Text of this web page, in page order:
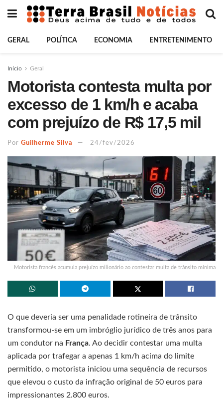
GERAL POLÍTICA ECONOMIA ENTRETENIMENTO
Início Geral
Motorista contesta multa por
excesso de 1 km/h e acaba
com prejuízo de R$ 17,5 mil
Por Guilherme Silva 24/fev/2026
Motorista francês acumula prejuízo milionário ao contestar multa de trânsito mínima
O que deveria ser uma penalidade rotineira de trânsito
transformou-se em um imbróglio jurídico de três anos para
um condutor na França. Ao decidir contestar uma multa
aplicada por trafegar a apenas 1 km/h acima do limite
permitido, o motorista iniciou uma sequência de recursos
que elevou o custo da infração original de 50 euros para
impressionantes 2.800 euros.